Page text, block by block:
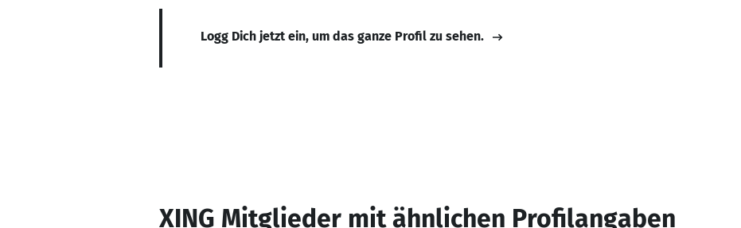
Logg Dich jetzt ein, um das ganze Profil zu sehen.
XING Mitglieder mit ähnlichen Profilangaben